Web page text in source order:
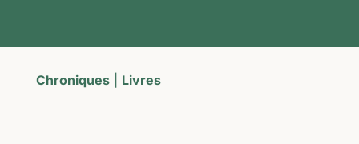
Chroniques| Livres